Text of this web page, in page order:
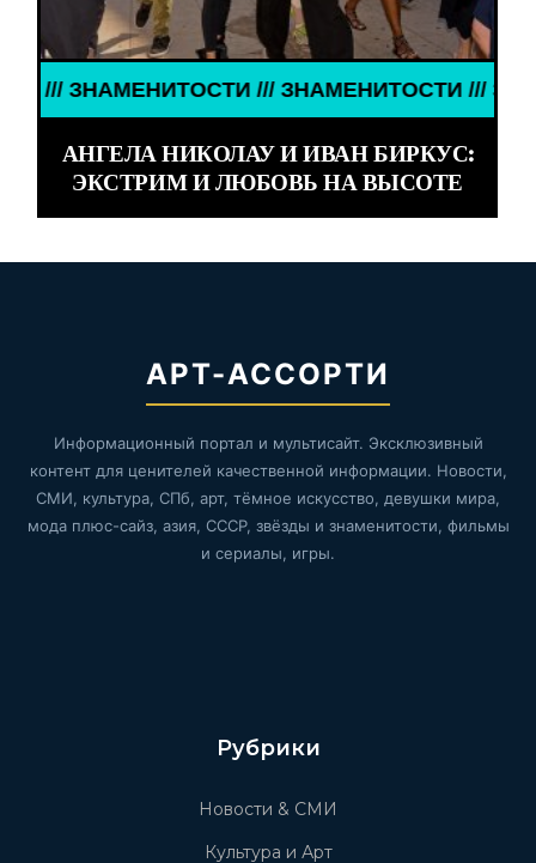
/// ЗНАМЕНИТОСТИ ///
АНГЕЛА НИКОЛАУ И ИВАН БИРКУС:
ЭКСТРИМ И ЛЮБОВЬ НА ВЫСОТЕ
АРТ-АССОРТИ
Информационный портал и мультисайт. Эксклюзивный
контент для ценителей качественной информации. Новости,
СМИ, культура, СПб, арт, тёмное искусство, девушки мира,
мода плюс-сайз, азия, СССР, звёзды и знаменитости, фильмы
и сериалы, игры.
Рубрики
Новости & СМИ
Культура и Арт